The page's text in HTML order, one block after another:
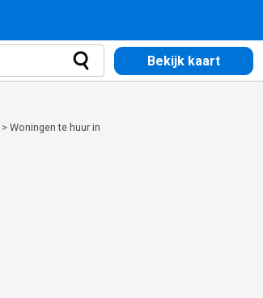
Bekijk kaart
> Woningen te huur in